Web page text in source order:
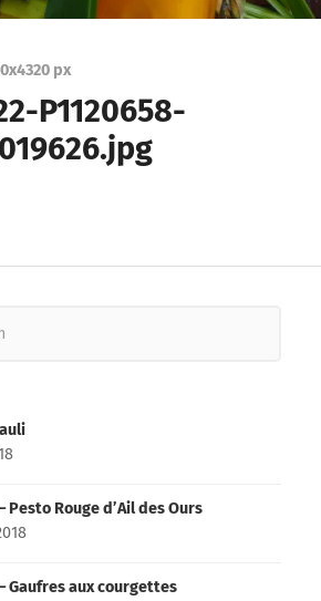
x4320 px
P1120658-
Pesto Rouge d’Ail des Ours
Gaufres aux courgettes